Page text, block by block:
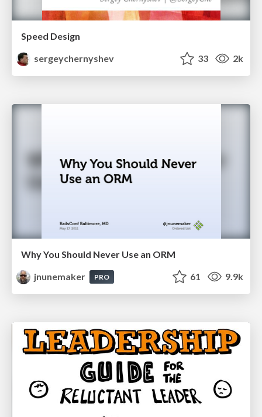
Speed Design
sergeychernyshev
33 2k
Why You Should Never Use an ORM
jnunemaker
PRO 61 9.9k